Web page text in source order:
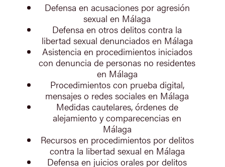
Defensa en acusaciones por agresión
sexual en Málaga
Defensa en otros delitos contra la
libertad sexual denunciados en Málaga
Asistencia en procedimientos iniciados
con denuncia de personas no residentes
en Málaga
Procedimientos con prueba digital,
mensajes o redes sociales en Málaga
Medidas cautelares, órdenes de
alejamiento y comparecencias en
Málaga
Recursos en procedimientos por delitos
contra la libertad sexual en Málaga
Defensa en juicios orales por delitos